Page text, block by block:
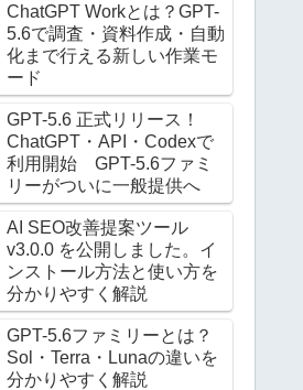
ChatGPT Workとは？GPT-
5.6で調査・資料作成・自動
化まで行える新しい作業モ
ード
GPT-5.6 正式リリース！
ChatGPT・API・Codexで
利用開始 GPT-5.6ファミ
リーがついに一般提供へ
AI SEO改善提案ツール
v3.0.0 を公開しました。イ
ンストール方法と使い方を
分かりやすく解説
GPT-5.6ファミリーとは？
Sol・Terra・Lunaの違いを
分かりやすく解説